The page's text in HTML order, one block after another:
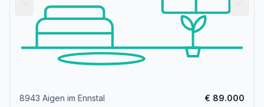
8943 Aigen im Ennstal € 89.000